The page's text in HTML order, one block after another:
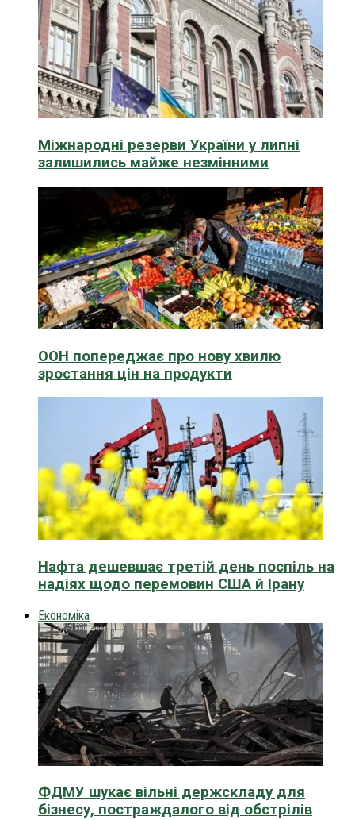
Міжнародні резерви України у липні
залишились майже незмінними
ООН попереджає про нову хвилю
зростання цін на продукти
Нафта дешевшає третій день поспіль на
надіях щодо перемовин США й Ірану
Економіка
ФДМУ шукає вільні держскладу для
бізнесу, постраждалого від обстрілів